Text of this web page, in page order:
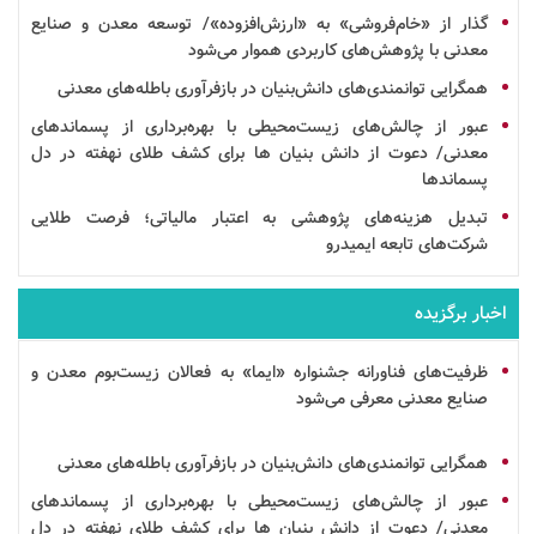
گذار از «خام‌فروشی» به «ارزش‌افزوده»/ توسعه معدن و صنایع
معدنی با پژوهش‌های کاربردی هموار می‌شود
همگرایی توانمندی‌هایدانش‌بنیاندربازفرآوریباطله‌های معدنی
عبور از چالش‌های زیست‌محیطی با بهره‌برداری از پسماندهای
معدنی/ دعوت از دانش بنیان ها برای کشف طلای نهفته در دل
پسماندها
تبدیل هزینه‌های پژوهشی به اعتبار مالیاتی؛ فرصت طلایی
شرکت‌های تابعه ایمیدرو
اخبار برگزیده
ظرفیت‌های فناورانه جشنواره «ایما» به فعالان زیست‌بوم معدن و
صنایع معدنی معرفی می‌شود
همگرایی توانمندی‌هایدانش‌بنیاندربازفرآوریباطله‌های معدنی
عبور از چالش‌های زیست‌محیطی با بهره‌برداری از پسماندهای
معدنی/ دعوت از دانش بنیان ها برای کشف طلای نهفته در دل